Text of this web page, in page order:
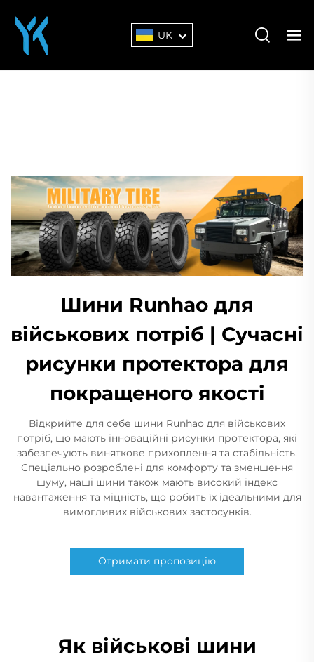
UK
Шини Runhao для
військових потріб | Сучасні
рисунки протектора для
покращеного якості
Відкрийте для себе шини Runhao для військових
потріб, що мають інноваційні рисунки протектора, які
забезпечують виняткове прихоплення та стабільність.
Спеціально розроблені для комфорту та зменшення
шуму, наші шини також мають високий індекс
навантаження та міцність, що робить їх ідеальними для
вимогливих військових застосунків.
Отримати пропозицію
Як військові шини